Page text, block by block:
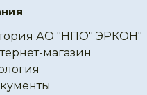
АО "НПО" ЭРКОН"
магазин